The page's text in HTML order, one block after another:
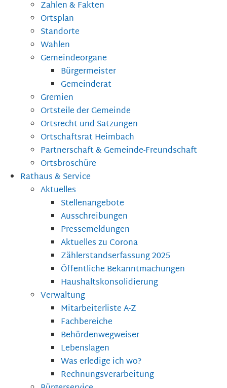
Zahlen & Fakten
Ortsplan
Standorte
Wahlen
Gemeindeorgane
Bürgermeister
Gemeinderat
Gremien
Ortsteile der Gemeinde
Ortsrecht und Satzungen
Ortschaftsrat Heimbach
Partnerschaft & Gemeinde-Freundschaft
Ortsbroschüre
Rathaus & Service
Aktuelles
Stellenangebote
Ausschreibungen
Pressemeldungen
Aktuelles zu Corona
Zählerstandserfassung 2025
Öffentliche Bekanntmachungen
Haushaltskonsolidierung
Verwaltung
Mitarbeiterliste A-Z
Fachbereiche
Behördenwegweiser
Lebenslagen
Was erledige ich wo?
Rechnungsverarbeitung